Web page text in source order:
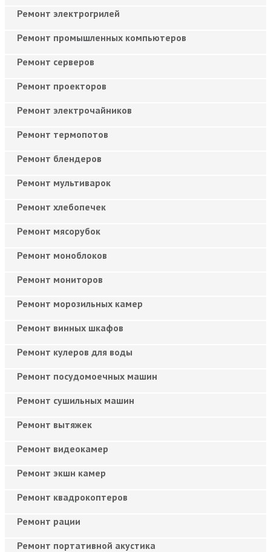
Ремонт электрогрилей
Ремонт промышленных компьютеров
Ремонт серверов
Ремонт проекторов
Ремонт электрочайников
Ремонт термопотов
Ремонт блендеров
Ремонт мультиварок
Ремонт хлебопечек
Ремонт мясорубок
Ремонт моноблоков
Ремонт мониторов
Ремонт морозильных камер
Ремонт винных шкафов
Ремонт кулеров для воды
Ремонт посудомоечных машин
Ремонт сушильных машин
Ремонт вытяжек
Ремонт видеокамер
Ремонт экшн камер
Ремонт квадрокоптеров
Ремонт рации
Ремонт портативной акустика